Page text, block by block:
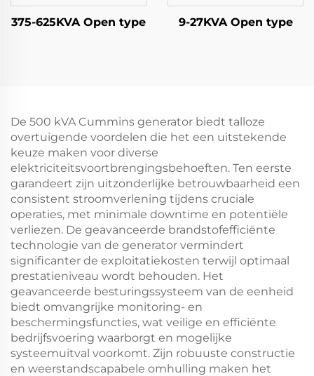
375-625KVA Open type 9-27KVA Open type
De 500 kVA Cummins generator biedt talloze
overtuigende voordelen die het een uitstekende
keuze maken voor diverse
elektriciteitsvoortbrengingsbehoeften. Ten eerste
garandeert zijn uitzonderlijke betrouwbaarheid een
consistent stroomverlening tijdens cruciale
operaties, met minimale downtime en potentiële
verliezen. De geavanceerde brandstofefficiënte
technologie van de generator vermindert
significanter de exploitatiekosten terwijl optimaal
prestatieniveau wordt behouden. Het
geavanceerde besturingssysteem van de eenheid
biedt omvangrijke monitoring- en
beschermingsfuncties, wat veilige en efficiënte
bedrijfsvoering waarborgt en mogelijke
systeemuitval voorkomt. Zijn robuuste constructie
en weerstandscapabele omhulling maken het